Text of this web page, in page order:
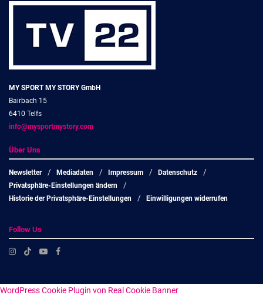
MY SPORT MY STORY GmbH
Bairbach 15
6410 Telfs
info@mysportmystory.com
Über Uns
Newsletter Mediadaten Impressum
Datenschutz
Privatsphäre-Einstellungen ändern
Historie der Privatsphäre-Einstellungen
Einwilligungen widerrufen
Follow Us
WordPress Cookie Plugin von Real Cookie Banner